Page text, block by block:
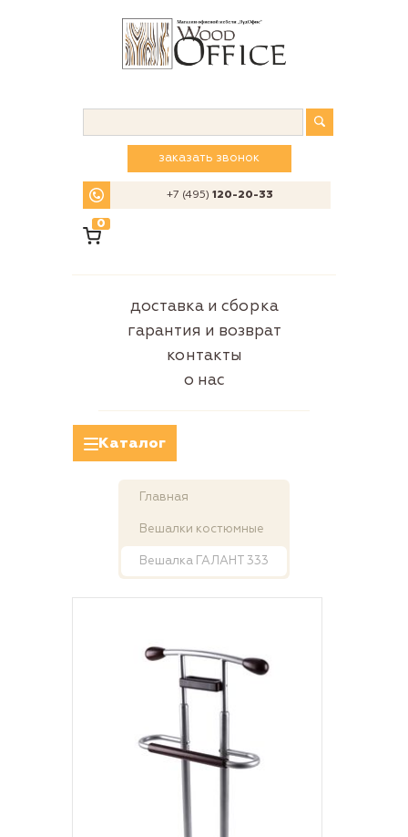
заказать звонок
+7 (495)120-20-33
0
доставка и сборка
гарантия и возврат
контакты
о нас
Каталог
Главная
Вешалки костюмные
Вешалка ГАЛАНТ 333